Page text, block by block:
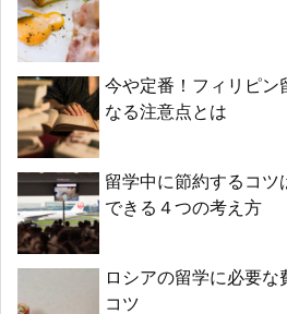
今や定番！フィリピン
なる注意点とは
留学中に節約するコツ
できる４つの考え方
ロシアの留学に必要
コツ